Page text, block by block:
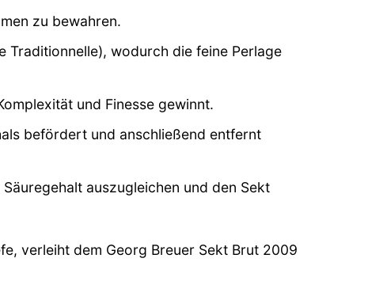
zu bewahren.
Traditionnelle), wodurch die feine Perlage
und Finesse gewinnt.
befördert und anschließend entfernt
auszugleichen und den Sekt
verleiht dem Georg Breuer Sekt Brut 2009